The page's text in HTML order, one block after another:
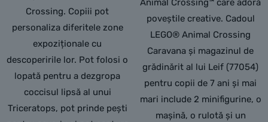
Crossing. Copiii pot
personaliza diferitele zone
expoziționale cu
descoperirile lor. Pot folosi o
lopată pentru a dezgropa
coccisul lipsă al unui
Triceratops, pot prinde pești
Animal Crossing™ care adoră
poveștile creative. Cadoul
LEGO® Animal Crossing
Caravana și magazinul de
grădinărit al lui Leif (77054)
pentru copii de 7 ani și mai
mari include 2 minifigurine, o
mașină, o rulotă și un